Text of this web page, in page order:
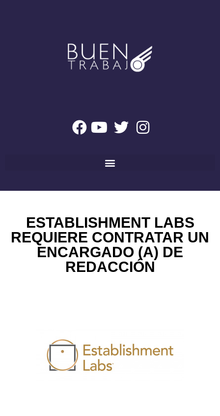
ESTABLISHMENT LABS
REQUIERE CONTRATAR UN
ENCARGADO (A) DE
REDACCIÓN